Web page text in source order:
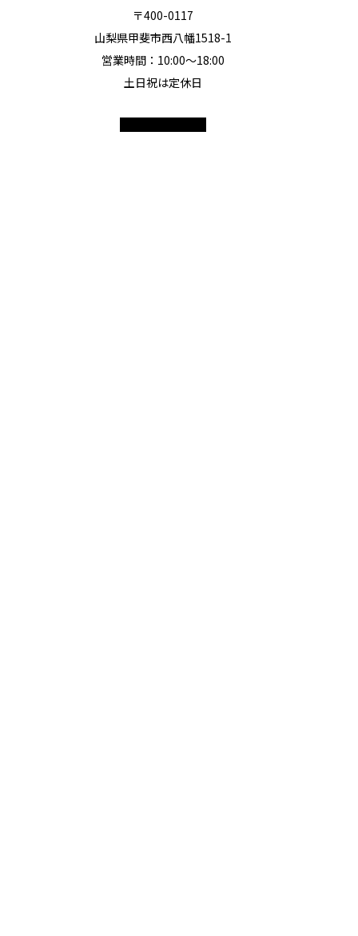
〒400-0117
山梨県甲斐市西八幡1518-1
営業時間：10:00〜18:00
土日祝は定休日